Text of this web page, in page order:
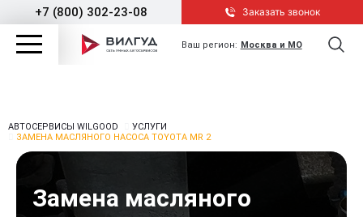
+7 (800) 302-23-08 Заказать звонок
Ваш регион: Москва и МО
АВТОСЕРВИСЫ WILGOOD
УСЛУГИ
ЗАМЕНА МАСЛЯНОГО НАСОСА TOYOTA MR 2
Замена масляного